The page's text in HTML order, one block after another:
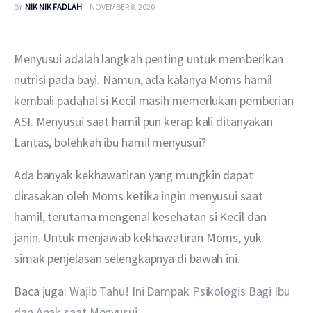
Layanan
BY NIK NIK FADLAH NOVEMBER 8, 2020
Menyusui adalah langkah penting untuk memberikan
nutrisi pada bayi. Namun, ada kalanya Moms hamil
kembali padahal si Kecil masih memerlukan pemberian
ASI. Menyusui saat hamil pun kerap kali ditanyakan.
Lantas, bolehkah ibu hamil menyusui?
Ada banyak kekhawatiran yang mungkin dapat
dirasakan oleh Moms ketika ingin menyusui saat
hamil, terutama mengenai kesehatan si Kecil dan
janin. Untuk menjawab kekhawatiran Moms, yuk
simak penjelasan selengkapnya di bawah ini.
Baca juga: Wajib Tahu! Ini Dampak Psikologis Bagi Ibu